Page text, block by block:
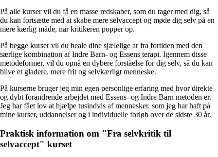
På alle kurser vil du få en masse redskaber, som du tager med dig, så
du kan fortsætte med at skabe mere selvaccept og møde dig selv på en
mere kærlig måde, når kritikeren popper op.
På begge kurser vil du heale dine sjælelige ar fra fortiden med den
særlige kombination af Indre Barn- og Essens terapi. Igennem disse
metodeformer, vil du opnå en dybere forståelse for dig selv, så du kan
blive et gladere, mere frit og selvkærligt menneske.
På kurserne bruger jeg min egen personlige erfaring med hvor direkte
og dybt forandrende arbejdet med Essens- og Indre Barn metoden er.
Jeg har fået lov at hjælpe tusindvis af mennesker, som jeg har haft på
mine kurser, uddannelser og i individuelle forløb over de sidste 30 år.
Praktisk information om "Fra selvkritik til
selvaccept" kurset